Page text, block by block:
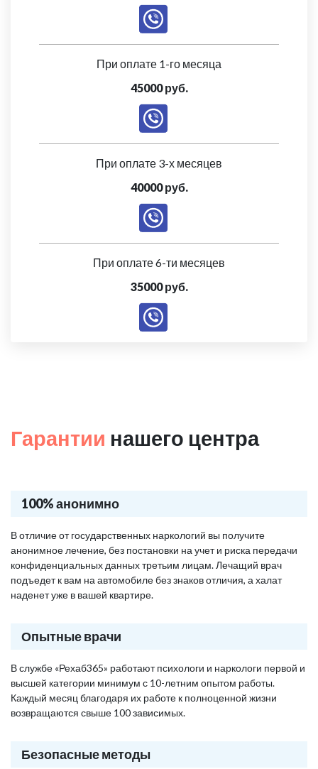
При оплате 1-го месяца
45000 руб.
При оплате 3-х месяцев
40000 руб.
При оплате 6-ти месяцев
35000 руб.
Гарантии нашего центра
100% анонимно
В отличие от государственных наркологий вы получите
анонимное лечение, без постановки на учет и риска передачи
конфиденциальных данных третьим лицам. Лечащий врач
подъедет к вам на автомобиле без знаков отличия, а халат
наденет уже в вашей квартире.
Опытные врачи
В службе «Рехаб365» работают психологи и наркологи первой и
высшей категории минимум с 10-летним опытом работы.
Каждый месяц благодаря их работе к полноценной жизни
возвращаются свыше 100 зависимых.
Безопасные методы